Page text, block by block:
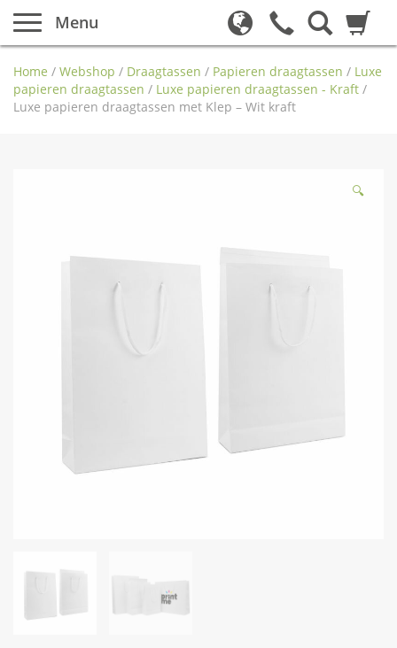
Menu
Home / Webshop / Draagtassen / Papieren draagtassen / Luxe
papieren draagtassen / Luxe papieren draagtassen - Kraft /
Luxe papieren draagtassen met Klep – Wit kraft
🔍